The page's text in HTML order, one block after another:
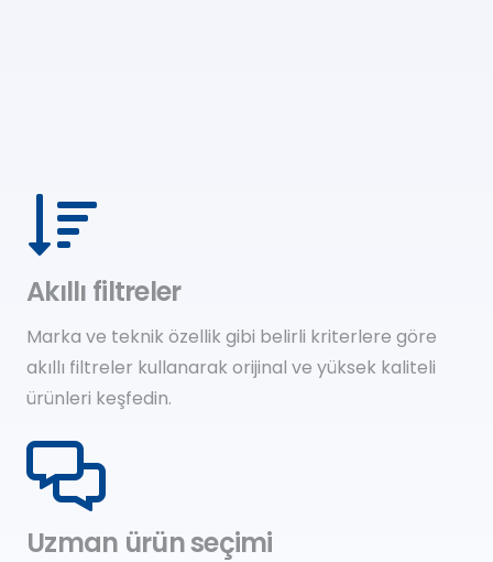
Akıllı filtreler
Marka ve teknik özellik gibi belirli kriterlere göre
akıllı filtreler kullanarak orijinal ve yüksek kaliteli
ürünleri keşfedin.
Uzman ürün seçimi